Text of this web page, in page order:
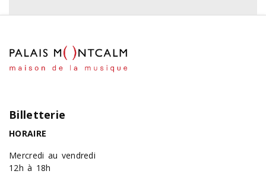
Billetterie
HORAIRE
Mercredi au vendredi
12h à 18h